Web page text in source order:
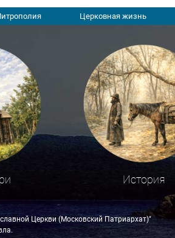
Церковная жизнь
История
Церкви (Московский Патриархат)"